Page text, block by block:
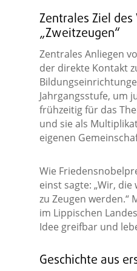
Zentrales Ziel des
„Zweitzeugen“
Zentrales Anliegen
der direkte Kontakt
Jahrgangsstufe, um
frühzeitig für das
und sie als
eigenen
Wie
einst sagte: „Wir,
zu Zeugen werden.“
im Lippischen
Idee greifbar und
Geschichte aus